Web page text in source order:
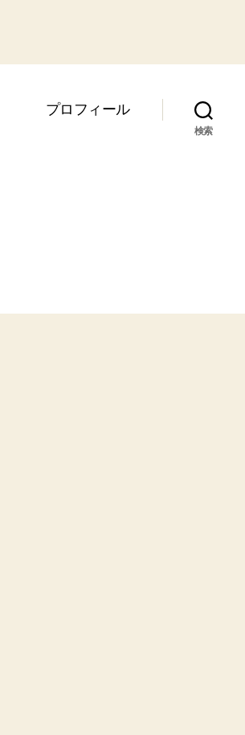
プロフィール
検索